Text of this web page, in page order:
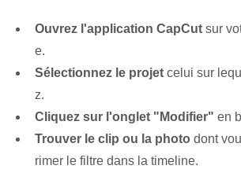
Ouvrez l'application ‌CapCut sur
e⁤.
Sélectionnez le ⁤projet celui sur
z.
Cliquez sur l'onglet "Modifier" en
Trouver le clip ou la photo dont
rimer le filtre‌ dans la timeline‌.